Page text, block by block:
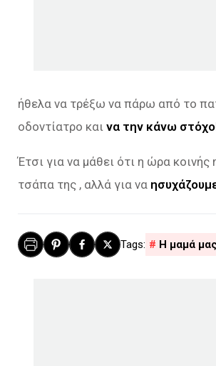
ήθελα να τρέξω να πάρω από το
οδοντίατρο και να την κάνω
Έτσι για να μάθει ότι η ώρα
τσάπα της , αλλά για να
Η μαμά μας